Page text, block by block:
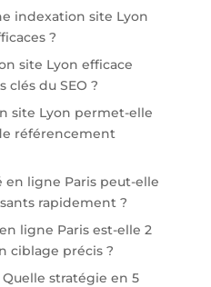
indexation site Lyon
?
site Lyon efficace
clés du SEO ?
site Lyon permet-elle
référencement
ligne Paris peut-elle
rapidement ?
ligne Paris est-elle 2
ciblage précis ?
stratégie en 5